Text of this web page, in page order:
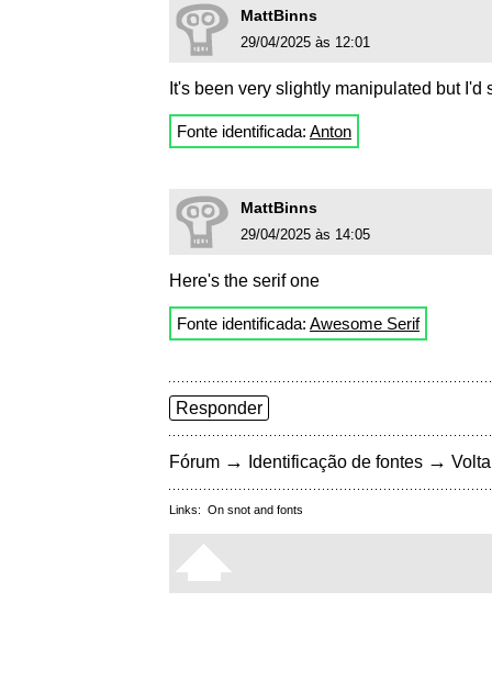
MattBinns
29/04/2025 às 12:01
It's been very slightly manipulated but I'd
Fonte identificada: Anton
MattBinns
29/04/2025 às 14:05
Here's the serif one
Fonte identificada: Awesome Serif
Responder
Fórum → Identificação de fontes →
Links: On snot and fonts